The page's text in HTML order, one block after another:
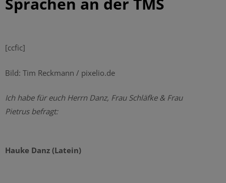
[ccfic]
Bild: Tim Reckmann / pixelio.de
Ich habe für euch Herrn Danz, Frau Schläfke & Frau
Pietrus befragt:
Hauke Danz (Latein)